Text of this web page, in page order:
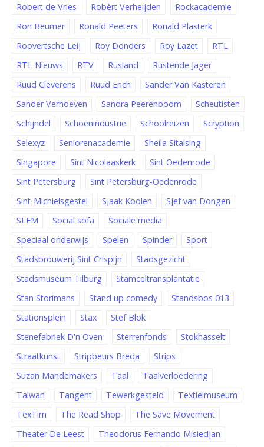
Robert de Vries
Robèrt Verheijden
Rockacademie
Ron Beumer
Ronald Peeters
Ronald Plasterk
Roovertsche Leij
Roy Donders Roy Lazet
RTL
RTL Nieuws
RTV Rusland
Rustende Jager
Ruud Cleverens
Ruud Erich
Sander Van Kasteren
Sander Verhoeven
Sandra Peerenboom
Scheutisten
Schijndel
Schoenindustrie Schoolreizen
Scryption
Selexyz
Seniorenacademie
Sheila Sitalsing
Singapore
Sint Nicolaaskerk
Sint Oedenrode
Sint Petersburg
Sint Petersburg-Oedenrode
Sint-Michielsgestel
Sjaak Koolen
Sjef van Dongen
SLEM
Social sofa
Sociale media
Speciaal onderwijs
Spelen Spinder
Sport
Stadsbrouwerij Sint Crispijn
Stadsgezicht
Stadsmuseum Tilburg
Stamceltransplantatie
Stan Storimans
Stand up comedy
Standsbos 013
Stationsplein
Stax
Stef Blok
Stenefabriek D'n Oven
Sterrenfonds
Stokhasselt
Straatkunst
Stripbeurs Breda
Strips
Suzan Mandemakers
Taal
Taalverloedering
Taiwan
Tangent Tewerkgesteld
Textielmuseum
TexTim
The Read Shop
The Save Movement
Theater De Leest
Theodorus Fernando Misiedjan